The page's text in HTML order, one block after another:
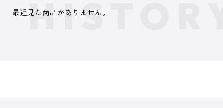
最近見た商品がありません。